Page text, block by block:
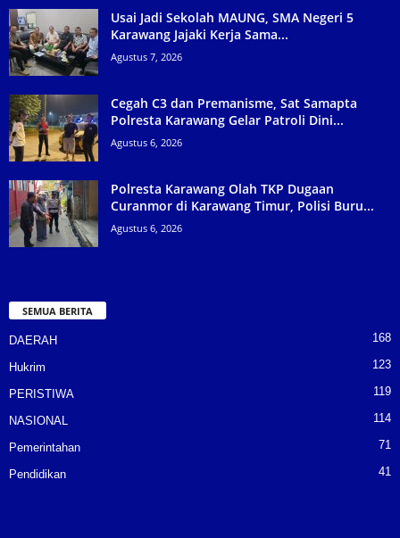
Usai Jadi Sekolah MAUNG, SMA Negeri 5
Karawang Jajaki Kerja Sama...
Agustus 7, 2026
Cegah C3 dan Premanisme, Sat Samapta
Polresta Karawang Gelar Patroli Dini...
Agustus 6, 2026
Polresta Karawang Olah TKP Dugaan
Curanmor di Karawang Timur, Polisi Buru...
Agustus 6, 2026
SEMUA BERITA
DAERAH 168
Hukrim 123
PERISTIWA 119
NASIONAL 114
Pemerintahan 71
Pendidikan 41